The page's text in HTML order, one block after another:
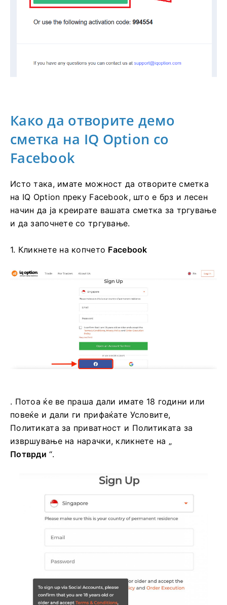
Како да отворите демо
сметка на IQ Option со
Facebook
Исто така, имате можност да отворите сметка
на IQ Option преку Facebook, што е брз и лесен
начин да ја креирате вашата сметка за тргување
и да започнете со тргување.
1. Кликнете на копчето Facebook
. Потоа ќе ве праша дали имате 18 години или
повеќе и дали ги прифаќате Условите,
Политиката за приватност и Политиката за
извршување на нарачки, кликнете на „
Потврди “.